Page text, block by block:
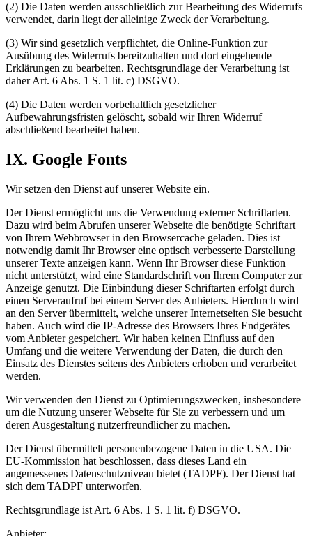
(2) Die Daten werden ausschließlich zur Bearbeitung des Widerrufs
verwendet, darin liegt der alleinige Zweck der Verarbeitung.
(3) Wir sind gesetzlich verpflichtet, die Online-Funktion zur
Ausübung des Widerrufs bereitzuhalten und dort eingehende
Erklärungen zu bearbeiten. Rechtsgrundlage der Verarbeitung ist
daher Art. 6 Abs. 1 S. 1 lit. c) DSGVO.
(4) Die Daten werden vorbehaltlich gesetzlicher
Aufbewahrungsfristen gelöscht, sobald wir Ihren Widerruf
abschließend bearbeitet haben.
IX. Google Fonts
Wir setzen den Dienst auf unserer Website ein.
Der Dienst ermöglicht uns die Verwendung externer Schriftarten.
Dazu wird beim Abrufen unserer Webseite die benötigte Schriftart
von Ihrem Webbrowser in den Browsercache geladen. Dies ist
notwendig damit Ihr Browser eine optisch verbesserte Darstellung
unserer Texte anzeigen kann. Wenn Ihr Browser diese Funktion
nicht unterstützt, wird eine Standardschrift von Ihrem Computer zur
Anzeige genutzt. Die Einbindung dieser Schriftarten erfolgt durch
einen Serveraufruf bei einem Server des Anbieters. Hierdurch wird
an den Server übermittelt, welche unserer Internetseiten Sie besucht
haben. Auch wird die IP-Adresse des Browsers Ihres Endgerätes
vom Anbieter gespeichert. Wir haben keinen Einfluss auf den
Umfang und die weitere Verwendung der Daten, die durch den
Einsatz des Dienstes seitens des Anbieters erhoben und verarbeitet
werden.
Wir verwenden den Dienst zu Optimierungszwecken, insbesondere
um die Nutzung unserer Webseite für Sie zu verbessern und um
deren Ausgestaltung nutzerfreundlicher zu machen.
Der Dienst übermittelt personenbezogene Daten in die USA. Die
EU-Kommission hat beschlossen, dass dieses Land ein
angemessenes Datenschutzniveau bietet (TADPF). Der Dienst hat
sich dem TADPF unterworfen.
Rechtsgrundlage ist Art. 6 Abs. 1 S. 1 lit. f) DSGVO.
Anbieter: